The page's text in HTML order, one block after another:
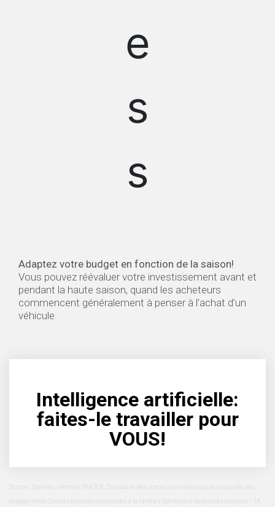
Adaptez votre budget en fonction de la saison!
Vous pouvez réévaluer votre investissement avant et
pendant la haute saison, quand les acheteurs
commencent généralement à penser à l’achat d’un
véhicule.
Intelligence artificielle:
faites-le travailler pour
VOUS!
Source : Données internes TRADER, Évaluation des concessionnaires qui sont passés des
engagements Surclassements d’annonces à la carte au Optimiseur de surclassements – IA,